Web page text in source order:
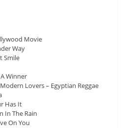
Movie
Way
Smile
Winner
Lovers – Egyptian Reggae
Has It
In The Rain
On You